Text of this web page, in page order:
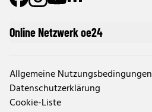
Online Netzwerk oe24
Allgemeine Nutzungsbedingungen
Datenschutzerklärung
Cookie-Liste